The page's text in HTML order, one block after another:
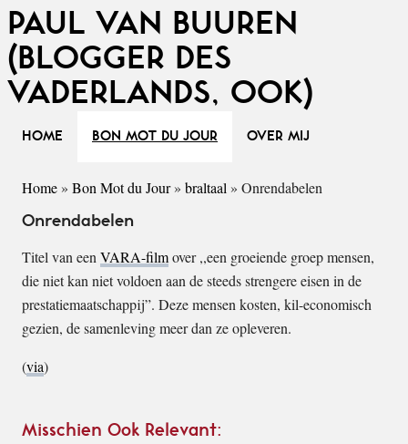
PAUL VAN BUUREN
(BLOGGER DES
VADERLANDS, OOK)
HOME BON MOT DU JOUR OVER MIJ
Home » Bon Mot du Jour» braltaal » Onrendabelen
Onrendabelen
Titel van een VARA-filmover ,,een groeiende groep mensen,
die niet kan niet voldoen aan de steeds strengere eisen in de
prestatiemaatschappij”. Deze mensen kosten, kil-economisch
gezien, de samenleving meer dan ze opleveren.
(via)
Misschien Ook Relevant: